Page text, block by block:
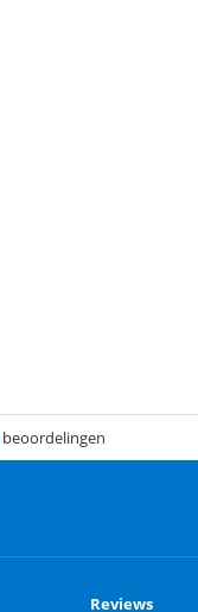
beoordelingen
Reviews